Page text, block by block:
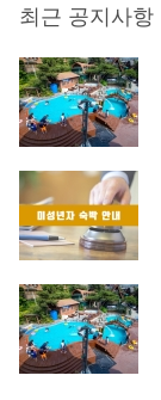
최근 공지사항